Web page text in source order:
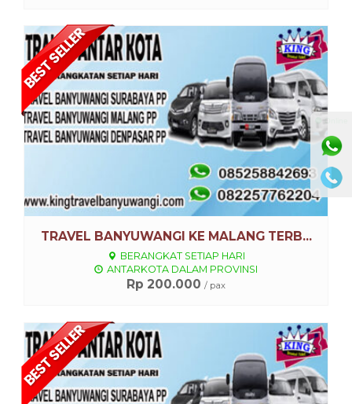
Lihat Detail
TRAVEL BANYUWANGI KE MALANG TERB...
BERANGKAT SETIAP HARI
ANTARKOTA DALAM PROVINSI
Rp 200.000 / pax
Lihat Detail
⚫ Online